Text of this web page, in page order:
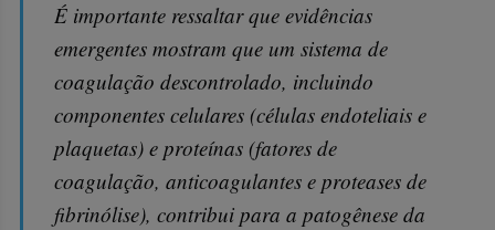
É importante ressaltar que evidências
emergentes mostram que um sistema de
coagulação descontrolado, incluindo
componentes celulares (células endoteliais e
plaquetas) e proteínas (fatores de
coagulação, anticoagulantes e proteases de
fibrinólise), contribui para a patogênese da